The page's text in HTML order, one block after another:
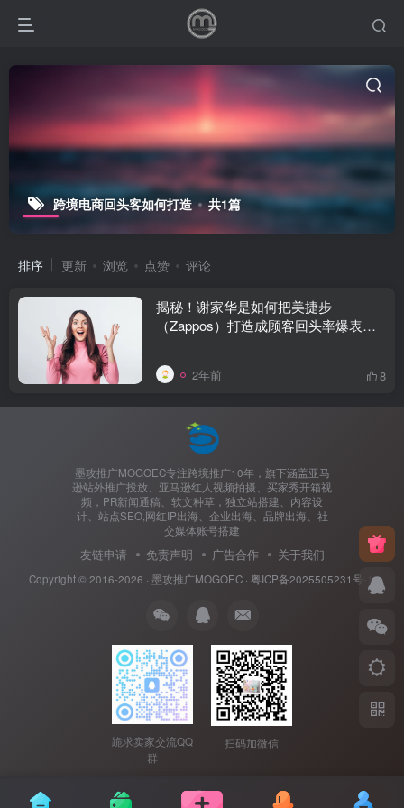
跨境电商回头客如何打造 共1篇
排序 更新 浏览 点赞 评论
揭秘！谢家华是如何把美捷步
（Zappos）打造成顾客回头率爆表的
2年前 8
墨攻推广MOGOEC专注跨境推广10年，旗下涵盖亚马
逊站外推广投放、亚马逊红人视频拍摄、买家秀开箱视
频，PR新闻通稿、软文种草，独立站搭建、内容设
计、站点SEO,网红IP出海、企业出海、品牌出海、社
交媒体账号搭建
友链申请 免责声明 广告合作 关于我们
Copyright © 2016-2026 · 墨攻推广MOGOEC· 粤ICP备2025505231号-1.
跪求卖家交流QQ
群
扫码加微信